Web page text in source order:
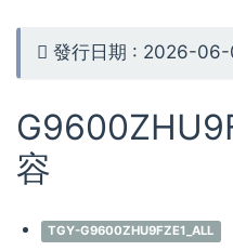
發行日期 : 2026-
容
TGY-G9600ZHU9FZE1_ALL